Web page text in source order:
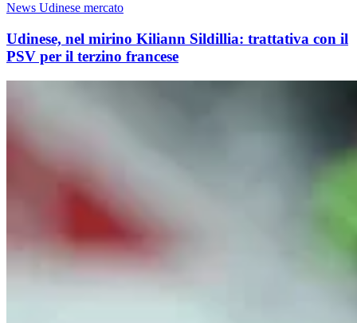
News Udinese mercato
Udinese, nel mirino Kiliann Sildillia: trattativa con il
PSV per il terzino francese